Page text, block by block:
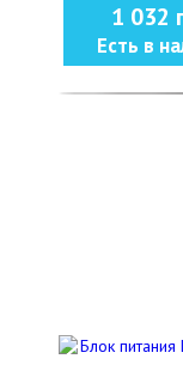
1 032
Есть в